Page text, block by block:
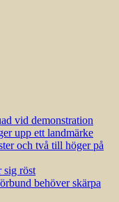
vid demonstration
upp ett landmärke
och två till höger på
sig röst
behöver skärpa